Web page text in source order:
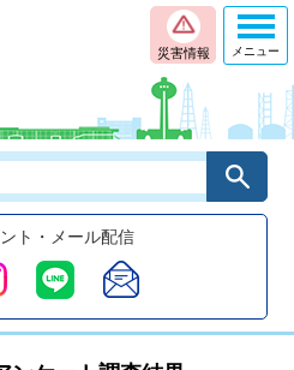
災害情報
ト・メール配信
メニュー